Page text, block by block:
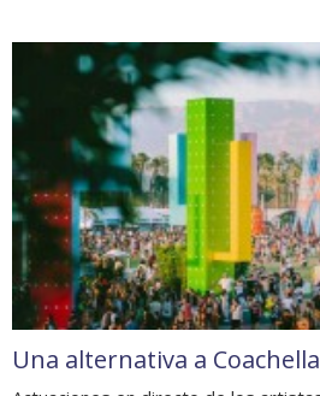
Una alternativa a Coachella